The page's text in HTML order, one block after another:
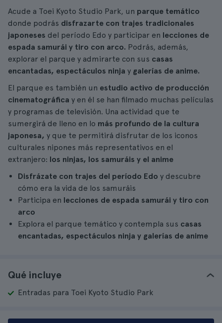
Acude a Toei Kyoto Studio Park, un parque temático
donde podrás disfrazarte con trajes tradicionales
japoneses del período Edo y participar en lecciones de
espada samurái y tiro con arco. Podrás, además,
explorar el parque y admirarte con sus casas
encantadas, espectáculos ninja y galerías de anime.
El parque es también un estudio activo de producción
cinematográfica y en él se han filmado muchas películas
y programas de televisión. Una actividad que te
sumergirá de lleno en lo más profundo de la cultura
japonesa, y que te permitirá disfrutar de los iconos
culturales nipones más representativos en el
extranjero: los ninjas, los samuráis y el anime
Disfrázate con trajes del período Edo y descubre
cómo era la vida de los samuráis
Participa en lecciones de espada samurái y tiro con
arco
Explora el parque temático y contempla sus casas
encantadas, espectáculos ninja y galerías de anime
Qué incluye
Entradas para Toei Kyoto Studio Park